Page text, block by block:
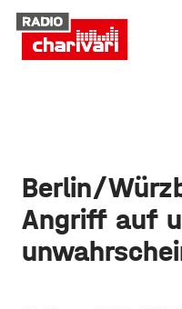
Berlin/
Angriff auf